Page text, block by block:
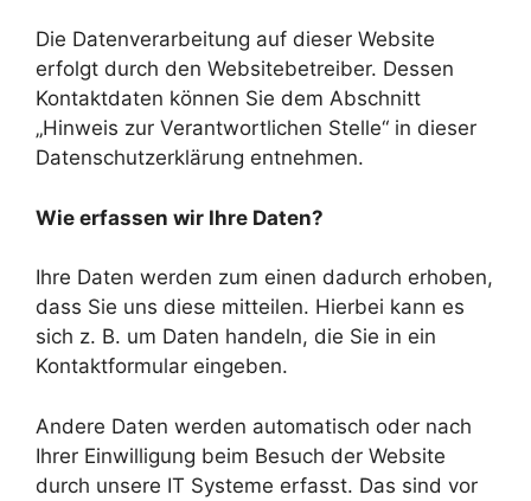
Die Datenverarbeitung auf dieser Website
erfolgt durch den Websitebetreiber. Dessen
Kontaktdaten können Sie dem Abschnitt
„Hinweis zur Verantwortlichen Stelle“ in dieser
Datenschutzerklärung entnehmen.
Wie erfassen wir Ihre Daten?
Ihre Daten werden zum einen dadurch erhoben,
dass Sie uns diese mitteilen. Hierbei kann es
sich z. B. um Daten handeln, die Sie in ein
Kontaktformular eingeben.
Andere Daten werden automatisch oder nach
Ihrer Einwilligung beim Besuch der Website
durch unsere IT Systeme erfasst. Das sind vor